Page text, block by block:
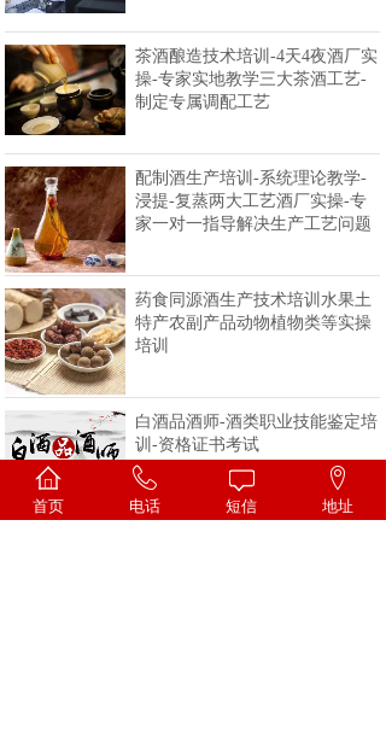
茶酒酿造技术培训-4天4夜酒厂实
操-专家实地教学三大茶酒工艺-
制定专属调配工艺
配制酒生产培训-系统理论教学-
浸提-复蒸两大工艺酒厂实操-专
家一对一指导解决生产工艺问题
药食同源酒生产技术培训水果土
特产农副产品动物植物类等实操
培训
白酒品酒师-酒类职业技能鉴定培
训-资格证书考试
首页 电话 短信 地址